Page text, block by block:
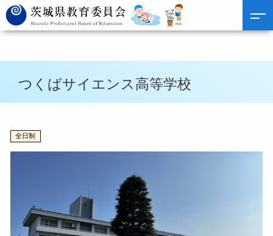
つくばサイエンス高等学校
全日制